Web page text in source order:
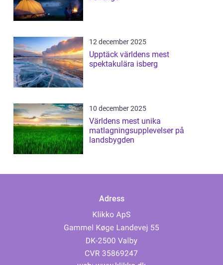
12 december 2025
Upptäck världens mest
spektakulära isberg
10 december 2025
Världens mest unika
matlagningsupplevelser på
landsbygden
Adress